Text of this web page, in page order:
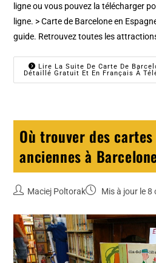
ligne ou vous pouvez la télécharger
ligne. > Carte de Barcelone en
guide. Retrouvez toutes les
Lire La Suite De Carte De
Détaillé Gratuit Et En Français À
Où trouver des
anciennes à
Maciej Poltorak Mis à jour le